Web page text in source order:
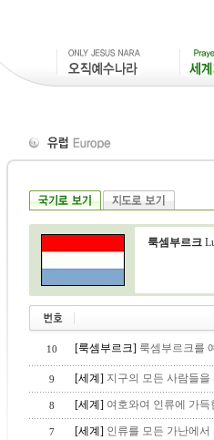
룩셈부르크
10 [룩셈부르크] 룩셈부르크를
9 [세계] 지구의 모든 사람들
8 [세계] 여호와여 인류에 가
7 [세계] 인류를 모든 가난에